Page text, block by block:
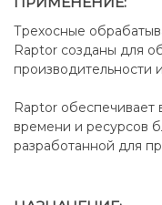
Трехосные
Raptor созданы для
производительности
Raptor обеспечивает
времени и ресурсов
разработанной для